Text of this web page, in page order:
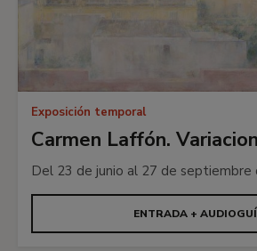
Exposición temporal
Carmen Laffón.
Del 23 de junio al 27 de septiembre
ENTRADA +